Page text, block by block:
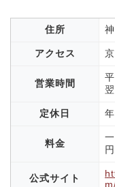
住所
アクセス
営業時間
定休日
料金
円
公式サイト